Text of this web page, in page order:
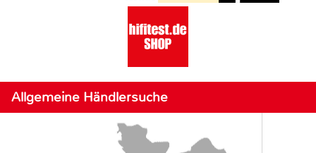
Allgemeine Händlersuche